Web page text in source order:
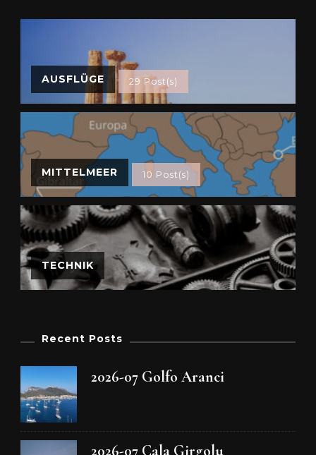
AUSFLÜGE 29 Post(s)
MITTELMEER 10 Post(s)
TECHNIK
Recent Posts
2026-07 Golfo Aranci
2026-07 Cala Girgolu